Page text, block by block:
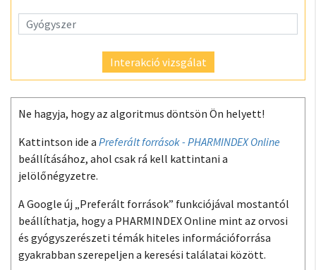
Interakció vizsgálat
Ne hagyja, hogy az algoritmus döntsön Ön helyett!
Kattintson ide a Preferált források - PHARMINDEX Online
beállításához, ahol csak rá kell kattintani a
jelölőnégyzetre.
A Google új „Preferált források” funkciójával mostantól
beállíthatja, hogy a PHARMINDEX Online mint az orvosi
és gyógyszerészeti témák hiteles információforrása
gyakrabban szerepeljen a keresési találatai között.